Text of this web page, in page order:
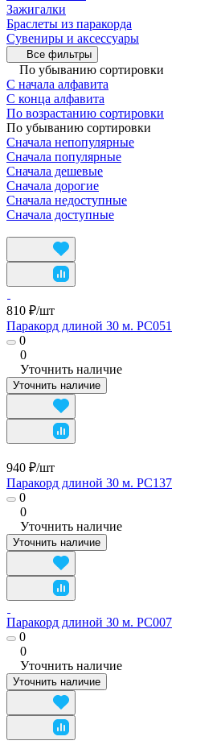
Зажигалки
Браслеты из паракорда
Сувениры и аксессуары
Все фильтры
По убыванию сортировки
С начала алфавита
С конца алфавита
По возрастанию сортировки
По убыванию сортировки
Сначала непопулярные
Сначала популярные
Сначала дешевые
Сначала дорогие
Сначала недоступные
Сначала доступные
810 ₽/шт
Паракорд длиной 30 м. PC051
0
0
Уточнить наличие
Уточнить наличие
940 ₽/шт
Паракорд длиной 30 м. PC137
0
0
Уточнить наличие
Уточнить наличие
Паракорд длиной 30 м. PC007
0
0
Уточнить наличие
Уточнить наличие